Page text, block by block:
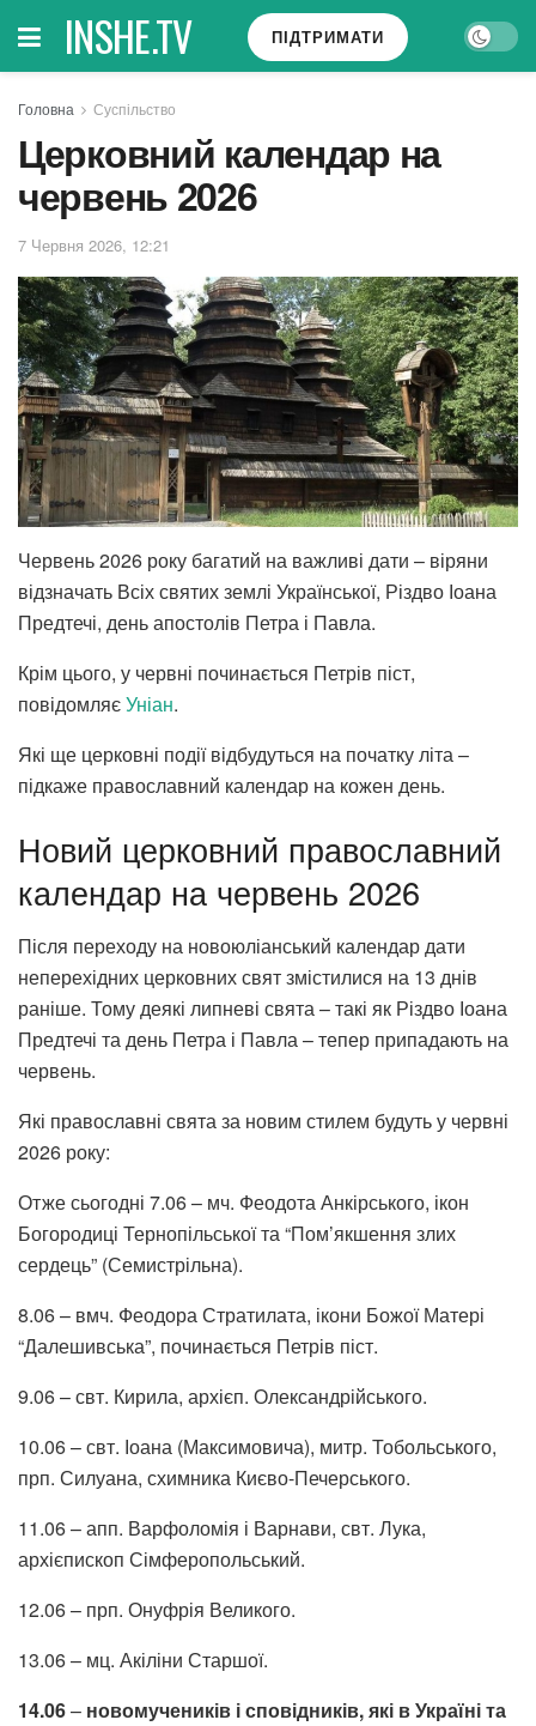
INSHE.TV ПІДТРИМАТИ
Головна Суспільство
Церковний календар на
червень 2026
7 Червня 2026, 12:21
Червень 2026 року багатий на важливі дати – віряни
відзначать Всіх святих землі Української, Різдво Іоана
Предтечі, день апостолів Петра і Павла.
Крім цього, у червні починається Петрів піст,
повідомляєУніан.
Які ще церковні події відбудуться на початку літа –
підкаже православний календар на кожен день.
Новий церковний православний
календар на червень 2026
Після переходу на новоюліанський календар дати
неперехідних церковних свят змістилися на 13 днів
раніше. Тому деякі липневі свята – такі як Різдво Іоана
Предтечі та день Петра і Павла – тепер припадають на
червень.
Які православні свята за новим стилем будуть у червні
2026 року:
Отже сьогодні 7.06 – мч. Феодота Анкірського, ікон
Богородиці Тернопільської та “Пом’якшення злих
сердець” (Семистрільна).
8.06 – вмч. Феодора Стратилата, ікони Божої Матері
“Далешивська”, починається Петрів піст.
9.06 – свт. Кирила, архієп. Олександрійського.
10.06 – свт. Іоана (Максимовича), митр. Тобольського,
прп. Силуана, схимника Києво-Печерського.
11.06 – апп. Варфоломія і Варнави, свт. Лука,
архієпископ Сімферопольський.
12.06 – прп. Онуфрія Великого.
13.06 – мц. Акіліни Старшої.
14.06– новомучеників і сповідників, які в Україні та